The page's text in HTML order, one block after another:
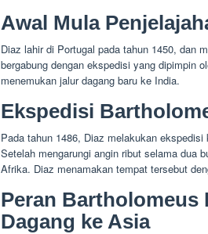
Awal Mula
Diaz lahir di Portugal pada tahun 1450, dan
bergabung dengan ekspedisi yang dipimpin
menemukan jalur dagang baru ke India.
Ekspedisi
Pada tahun 1486, Diaz melakukan
Setelah mengarungi angin ribut selama dua
Afrika. Diaz menamakan tempat tersebut
Peran Bartholomeus
Dagang ke Asia